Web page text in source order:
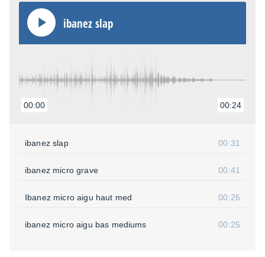
ibanez slap
00:00 00:24
ibanez slap 00:31
ibanez micro grave 00:41
Ibanez micro aigu haut med 00:26
ibanez micro aigu bas mediums 00:25